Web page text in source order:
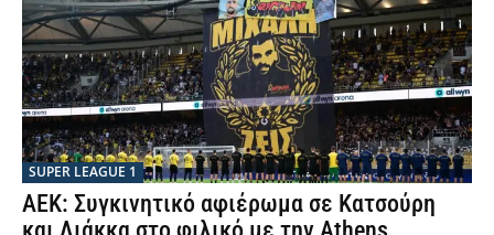
SUPER LEAGUE 1
ΑΕΚ: Συγκινητικό αφιέρωμα σε Κατσούρη